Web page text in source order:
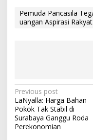
Pemuda Pancasila
uangan Aspirasi Rakyat
P
o
s
Previous post
LaNyalla: Harga Bahan
Pokok Tak Stabil di
Surabaya Ganggu Roda
Perekonomian